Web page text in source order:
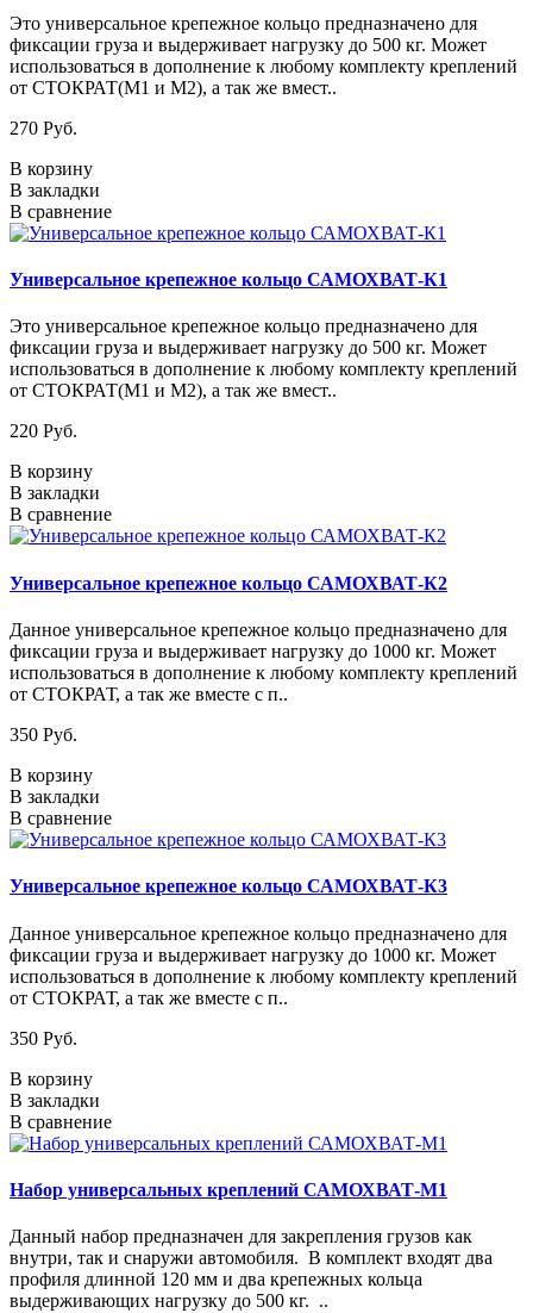
Это универсальное крепежное кольцо предназначено для
фиксации груза и выдерживает нагрузку до 500 кг. Может
использоваться в дополнение к любому комплекту креплений
от СТОКРАТ(М1 и М2), а так же вмест..
270 Руб.
В корзину
В закладки
В сравнение
Универсальное крепежное кольцо САМОХВАТ-К1
Это универсальное крепежное кольцо предназначено для
фиксации груза и выдерживает нагрузку до 500 кг. Может
использоваться в дополнение к любому комплекту креплений
от СТОКРАТ(М1 и М2), а так же вмест..
220 Руб.
В корзину
В закладки
В сравнение
Универсальное крепежное кольцо САМОХВАТ-К2
Данное универсальное крепежное кольцо предназначено для
фиксации груза и выдерживает нагрузку до 1000 кг. Может
использоваться в дополнение к любому комплекту креплений
от СТОКРАТ, а так же вместе с п..
350 Руб.
В корзину
В закладки
В сравнение
Универсальное крепежное кольцо САМОХВАТ-К3
Данное универсальное крепежное кольцо предназначено для
фиксации груза и выдерживает нагрузку до 1000 кг. Может
использоваться в дополнение к любому комплекту креплений
от СТОКРАТ, а так же вместе с п..
350 Руб.
В корзину
В закладки
В сравнение
Набор универсальных креплений САМОХВАТ-М1
Данный набор предназначен для закрепления грузов как
внутри, так и снаружи автомобиля. В комплект входят два
профиля длинной 120 мм и два крепежных кольца
выдерживающих нагрузку до 500 кг. ..